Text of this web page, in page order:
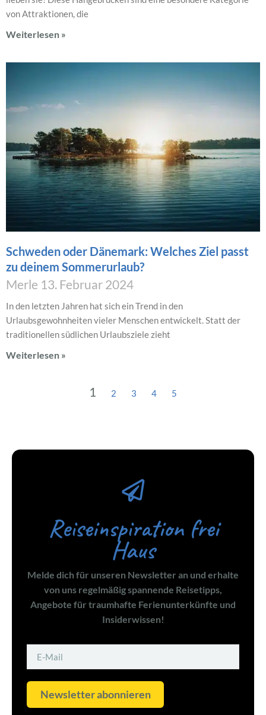
von Attraktionen, die
Weiterlesen »
Schweden oder Dänemark: Welches Ziel passt
zu deinem Sommerurlaub?
Merle 13. Februar 2024
In den letzten Jahren hat sich ein Trend in den
Urlaubsgewohnheiten vieler Menschen entwickelt. Statt der
traditionellen südlichen Urlaubsziele zieht
Weiterlesen »
1 2 3 4 5
Reiseinspiration frei
Haus
Melde dich für unseren Newsletter an und erhalte
von uns regelmäßig spannende Reisetipps,
Angebote für traumhafte Ferienunterkünfte und
Insiderwissen!
Newsletter abonnieren